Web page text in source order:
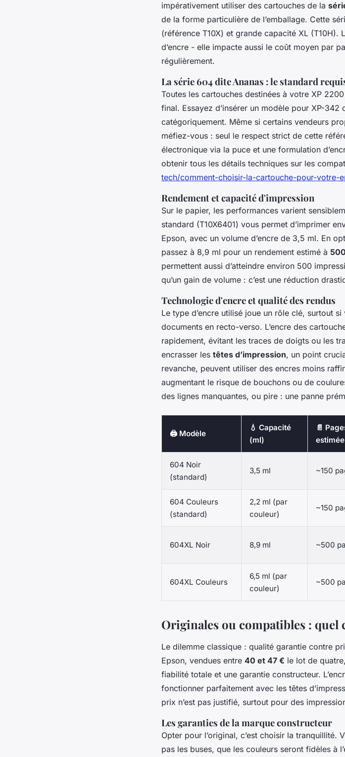
impérativement utiliser des cartouches de la
de la forme particulière de l’emballage. Cette
(référence T10X) et grande capacité XL (T10H).
d’encre - elle impacte aussi le coût moyen par
régulièrement.
La série 604 dite Ananas : le standard
Toutes les cartouches destinées à votre XP
final. Essayez d’insérer un modèle pour XP-342
catégoriquement. Même si certains vendeurs
méfiez-vous : seul le respect strict de cette
électronique via la puce et une formulation
obtenir tous les détails techniques sur les
tech/comment-choisir-la-cartouche-pour-votre-
Rendement et capacité d'impression
Sur le papier, les performances varient
standard (T10X6401) vous permet d’imprimer
Epson, avec un volume d’encre de 3,5 ml. En
passez à 8,9 ml pour un rendement estimé à
permettent aussi d’atteindre environ 500
qu’un gain de volume : c’est une réduction
Technologie d'encre et qualité des rendus
Le type d’encre utilisé joue un rôle clé, surtout
documents en recto-verso. L’encre des
rapidement, évitant les traces de doigts ou les
encrasser les têtes d’impression, un point
revanche, peuvent utiliser des encres moins
augmentant le risque de bouchons ou de
des lignes manquantes, ou pire : une panne
🖨️ Modèle
💧 Capacité
(ml)
📄
604 Noir
(standard)
3,5 ml ~150
604 Couleurs
(standard)
2,2 ml (par
couleur)
~150
604XL Noir 8,9 ml ~500
604XL Couleurs
6,5 ml (par
couleur)
~500
Originales ou compatibles : quel
Le dilemme classique : qualité garantie contre
Epson, vendues entre 40 et 47 € le lot de
fiabilité totale et une garantie constructeur.
fonctionner parfaitement avec les têtes
prix n’est pas justifié, surtout pour des
Les garanties de la marque constructeur
Opter pour l’original, c’est choisir la tranquillité.
pas les buses, que les couleurs seront fidèles à